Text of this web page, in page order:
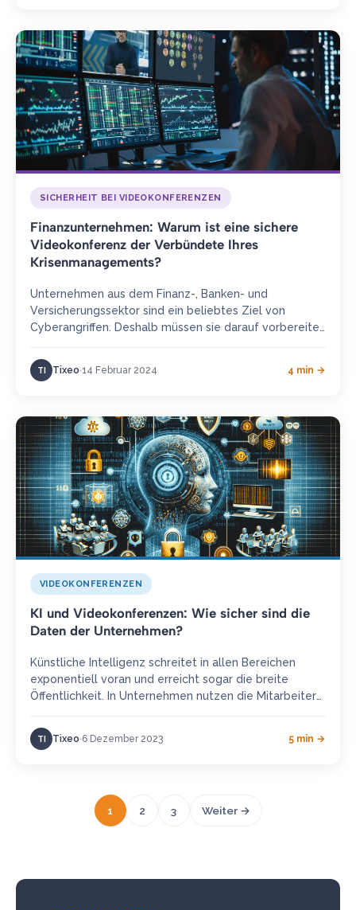
SICHERHEIT BEI VIDEOKONFERENZEN
Finanzunternehmen: Warum ist eine sichere
Videokonferenz der Verbündete Ihres
Krisenmanagements?
Unternehmen aus dem Finanz-, Banken- und
Versicherungssektor sind ein beliebtes Ziel von
Cyberangriffen. Deshalb müssen sie darauf vorbereitet
TI Tixeo 14 Februar 2024 4 min →
VIDEOKONFERENZEN
KI und Videokonferenzen: Wie sicher sind die
Daten der Unternehmen?
Künstliche Intelligenz schreitet in allen Bereichen
exponentiell voran und erreicht sogar die breite
Öffentlichkeit. In Unternehmen nutzen die Mitarbeiter
TI Tixeo 6 Dezember 2023 5 min →
1 2 3 Weiter →